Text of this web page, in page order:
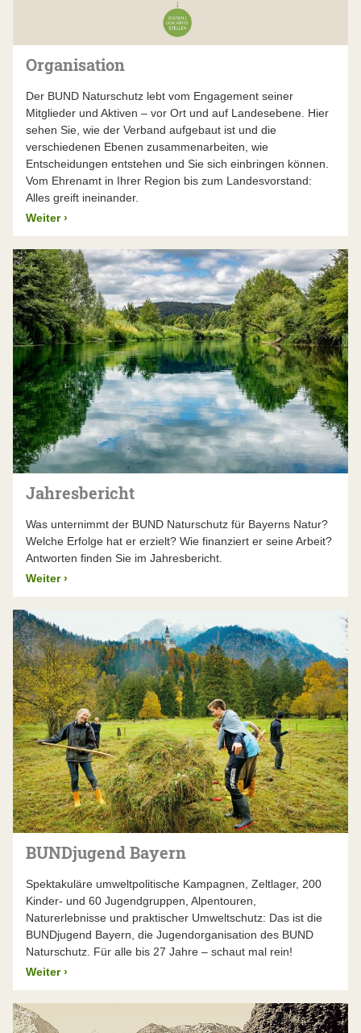
Der BUND Naturschutz lässt seinen Jahresabschluss –
über die gesetzlichen Verpflichtungen hinaus – von
einem unabhängigen Wirtschaftsprüfer unter die Lupe
Küffner & Partner prüfte die Zahlen im Frühjahr 2026
Mehr Infos finden Sie im aktuellen Jahresbericht
Organisation
Der BUND Naturschutz lebt vom Engagement seiner
Mitglieder und Aktiven – vor Ort und auf Landesebene. Hier
sehen Sie, wie der Verband aufgebaut ist und die
verschiedenen Ebenen zusammenarbeiten, wie
Entscheidungen entstehen und Sie sich einbringen können.
Vom Ehrenamt in Ihrer Region bis zum Landesvorstand:
Alles greift ineinander.
Weiter ›
Jahresbericht
Was unternimmt der BUND Naturschutz für Bayerns Natur?
Welche Erfolge hat er erzielt? Wie finanziert er seine Arbeit?
Antworten finden Sie im Jahresbericht.
Weiter ›
BUNDjugend Bayern
Spektakuläre umweltpolitische Kampagnen, Zeltlager, 200
Kinder- und 60 Jugendgruppen, Alpentouren,
Naturerlebnisse und praktischer Umweltschutz: Das ist die
BUNDjugend Bayern, die Jugendorganisation des BUND
Naturschutz. Für alle bis 27 Jahre – schaut mal rein!
Weiter ›